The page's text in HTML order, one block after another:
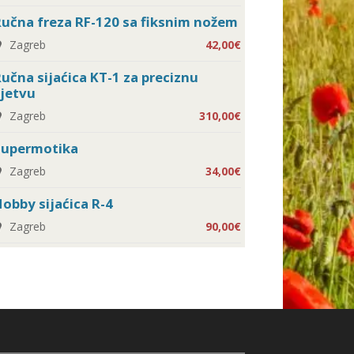
freza RF-120 sa fiksnim nožem
Zagreb 42,00€
sijaćica KT-1 za preciznu
Zagreb 310,00€
Zagreb 34,00€
sijaćica R-4
Zagreb 90,00€